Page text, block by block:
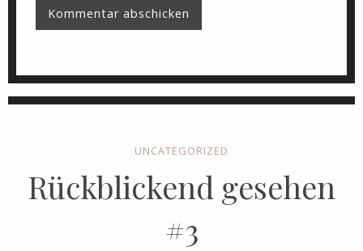
UNCATEGORIZED
Rückblickend gesehen
#3